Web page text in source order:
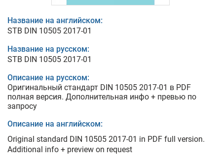
Название на английском:
STB DIN 10505 2017-01
Название на русском:
STB DIN 10505 2017-01
Описание на русском:
Оригинальный стандарт DIN 10505 2017-01 в PDF
полная версия. Дополнительная инфо + превью по
запросу
Описание на английском:
Original standard DIN 10505 2017-01 in PDF full version.
Additional info + preview on request